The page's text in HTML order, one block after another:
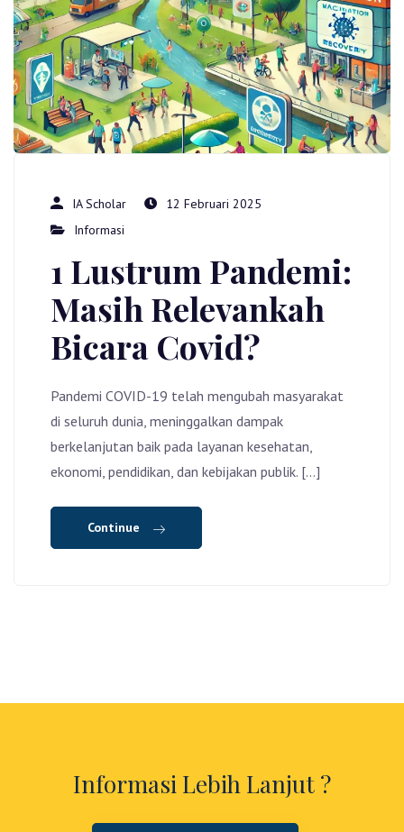
IA Scholar
12 Februari 2025
Informasi
1 Lustrum Pandemi:
Masih Relevankah
Bicara Covid?
Pandemi COVID-19 telah mengubah masyarakat
di seluruh dunia, meninggalkan dampak
berkelanjutan baik pada layanan kesehatan,
ekonomi, pendidikan, dan kebijakan publik. […]
Continue
Informasi Lebih Lanjut ?